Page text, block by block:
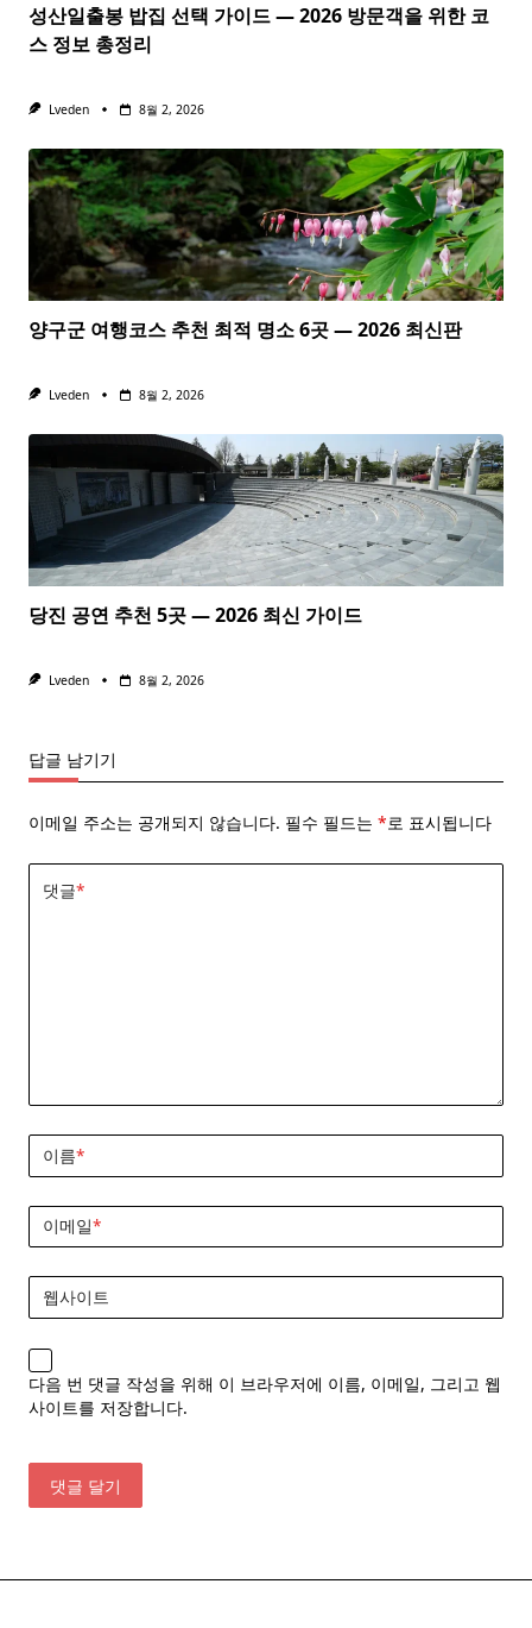
성산일출봉 밥집 선택 가이드 — 2026 방문객을 위한 코
스 정보 총정리
Lveden 8월 2, 2026
양구군 여행코스 추천 최적 명소 6곳 — 2026 최신판
Lveden 8월 2, 2026
당진 공연 추천 5곳 — 2026 최신 가이드
Lveden 8월 2, 2026
답글 남기기
이메일 주소는 공개되지 않습니다. 필수 필드는 *로 표시됩니다
댓글*
이름*
이메일*
웹사이트
다음 번 댓글 작성을 위해 이 브라우저에 이름, 이메일, 그리고 웹
사이트를 저장합니다.